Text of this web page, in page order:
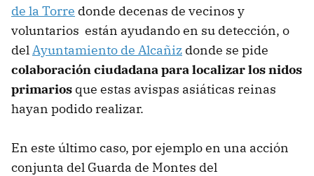
de la Torre donde decenas de vecinos y
voluntarios están ayudando en su detección, o
delAyuntamiento de Alcañiz donde se pide
colaboración ciudadana para localizar los nidos
primarios que estas avispas asiáticas reinas
hayan podido realizar.
En este último caso, por ejemplo en una acción
conjunta del Guarda de Montes del